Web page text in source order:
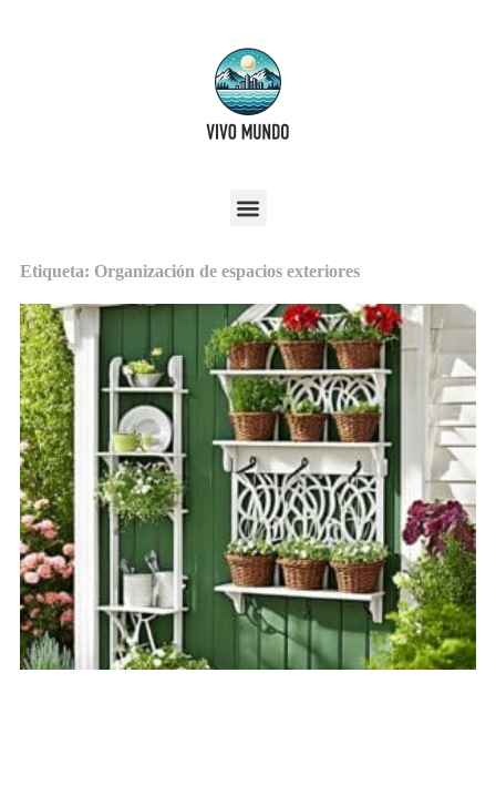
Etiqueta: Organización de espacios exteriores